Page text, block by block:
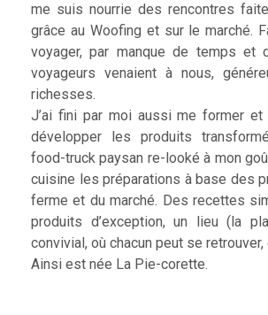
me suis nourrie des rencontres
grâce au Woofing et sur le marché.
voyager, par manque de temps et
voyageurs venaient à nous,
richesses.
J’ai fini par moi aussi me former et
développer les produits
food-truck paysan re-looké à mon
cuisine les préparations à base des
ferme et du marché. Des recettes
produits d’exception, un lieu (la
convivial, où chacun peut se retrouver,
Ainsi est née La Pie-corette.